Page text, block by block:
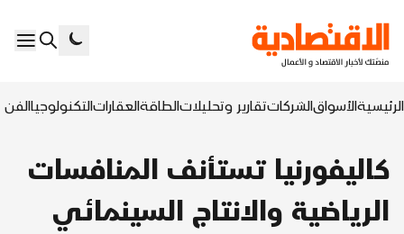
الرئيسيةالأسواقالشركاتتقارير وتحليلاتالطاقةالعقاراتالتكنولوجياالفن
كاليفورنيا تستأنف المنافسات
الرياضية والانتاج السينمائي